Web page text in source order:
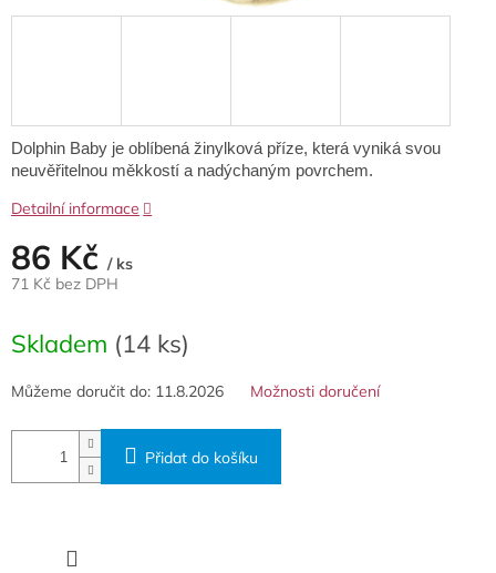
86 Kč / ks
71 Kč bez DPH
cena:
Skladem (14 ks)
Můžeme doručit do: 11.8.2026 Možnosti doručení
Přidat do košíku
Dolphin Baby je oblíbená žinylková příze, která vyniká svou
neuvěřitelnou měkkostí a nadýchaným povrchem.
Detailní informace